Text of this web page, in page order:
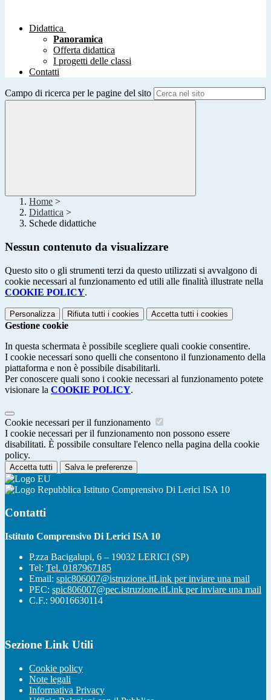
Didattica
Panoramica
Offerta didattica
I progetti delle classi
Contatti
Campo di ricerca per le pagine del sito
Home >
Didattica >
Schede didattiche
Nessun contenuto da visualizzare
Questo sito o gli strumenti terzi da questo utilizzati si avvalgono di
cookie necessari al funzionamento ed utili alle finalità illustrate nella
COOKIE POLICY.
Personalizza Rifiuta tutti i cookies Accetta tutti i cookies
Gestione cookie
In questa schermata è possibile scegliere quali cookie consentire.
I cookie necessari sono quelli che consentono il funzionamento della
piattaforma e non è possibile disabilitarli.
Per conoscere quali sono i cookie necessari al funzionamento potete
visionare la COOKIE POLICY.
Cookie necessari per il funzionamento
I cookie necessari per il funzionamento non possono essere
disabilitati. È possibile consultare l'elenco nella pagina della cookie
policy.
Accetta tutti Salva le preferenze
Istituto Comprensivo Di Lerici ISA 10
Contatti
Istituto Comprensivo Di Lerici ISA 10
P.zza Bacigalupi, 6 – 19032 LERICI (SP)
Tel: Tel. 0187967185
Email: spic806007@istruzione.itLink per inviare una mail
PEC: spic806007@pec.istruzione.itLink per inviare una mail
C.F.: 90016630114
Sezione Link Utili
Cookie policy
Note legali
Informativa Privacy